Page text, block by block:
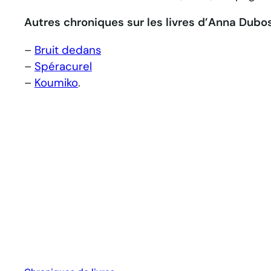
Autres chroniques sur les livres d’Anna
– Bruit dedans
– Spéracurel
– Koumiko.